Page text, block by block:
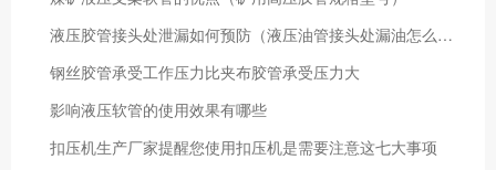
液压胶管接头处泄漏如何预防（液压油管接头处漏油怎么办）
钢丝胶管承受工作压力比夹布胶管承受压力大
影响液压软管的使用效果有哪些
扣压机生产厂家提醒您使用扣压机是需要注意这七大事项